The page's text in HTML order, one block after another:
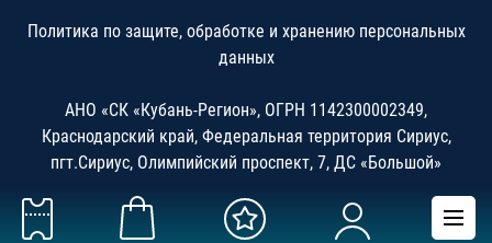
Политика по защите, обработке и хранению персональных
данных
АНО «СК «Кубань-Регион», ОГРН 1142300002349,
Краснодарский край, Федеральная территория Сириус,
пгт.Сириус, Олимпийский проспект, 7, ДС «Большой»